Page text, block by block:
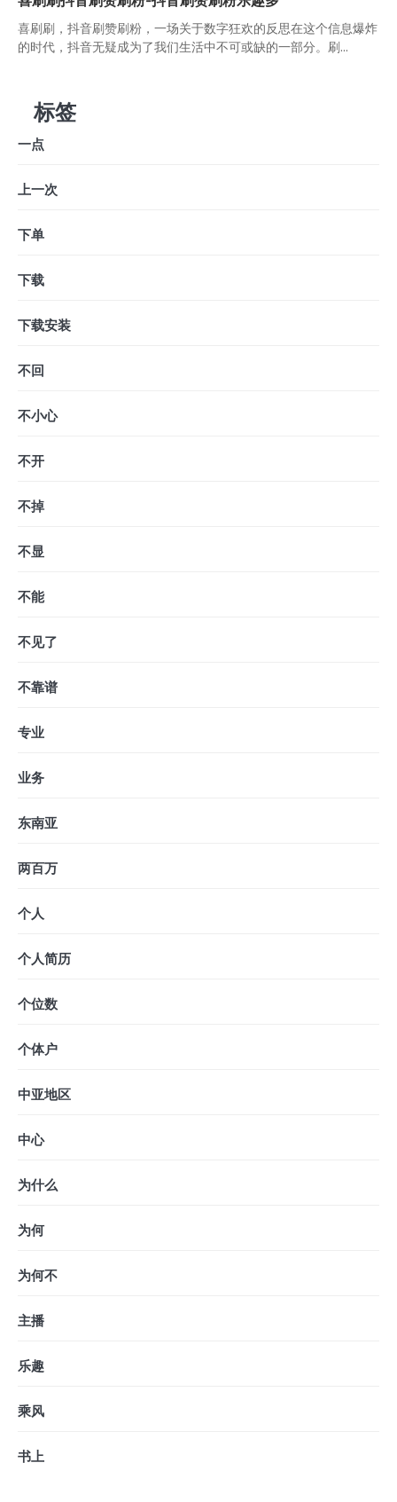
喜刷刷，抖音刷赞刷粉，一场关于数字狂欢的反思在这个信息爆炸
的时代，抖音无疑成为了我们生活中不可或缺的一部分。刷...
标签
一点
上一次
下单
下载
下载安装
不回
不小心
不开
不掉
不显
不能
不见了
不靠谱
专业
业务
东南亚
两百万
个人
个人简历
个位数
个体户
中亚地区
中心
为什么
为何
为何不
主播
乐趣
乘风
书上